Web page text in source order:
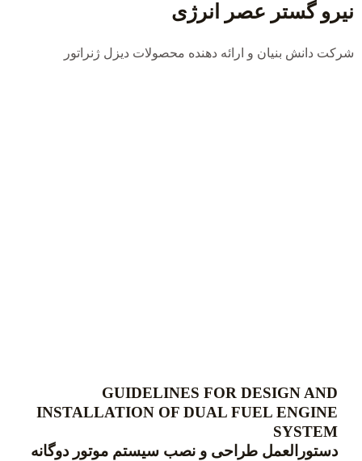
نیرو گستر عصر انرژی
شرکت دانش بنیان و ارائه دهنده محصولات دیزل ژنراتور
GUIDELINES FOR DESIGN AND
INSTALLATION OF DUAL FUEL ENGINE
SYSTEM
دستورالعمل طراحی و نصب سیستم موتور دوگانه